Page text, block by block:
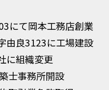
にて岡本工務店創業
良3123に工場建設
に組織変更
士事務所開設